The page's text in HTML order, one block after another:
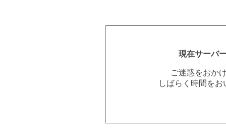
現在サーバ
ご迷惑をおか
しばらく時間を